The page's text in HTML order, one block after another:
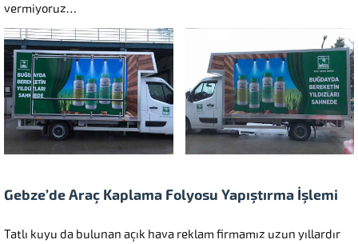
vermiyoruz…
Gebze’de Araç Kaplama Folyosu Yapıştırma İşlemi
Tatlı kuyu da bulunan açık hava reklam firmamız uzun yıllardır